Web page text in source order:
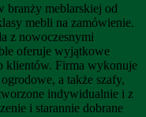
branży meblarskiej od
mebli na zamówienie.
z nowoczesnymi
oferuje wyjątkowe
klientów. Firma wykonuje
a także szafy,
indywidualnie i z
i starannie dobrane